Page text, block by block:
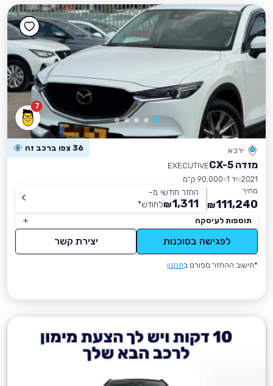
7
ירכא 36 צפו ברכב זה
מזדה CX-5
EXECUTIVE
2021 יד 1
90,000 ק״מ
מחיר
111,240
₪
החזר חודשי מ-
1,311
₪לחודש*
תוספות לעיסקה
לפגישה בסוכנות יצירת קשר
*חישוב ההחזר מפורט בתקנון